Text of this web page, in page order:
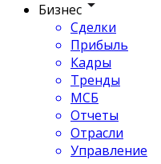
Бизнес
Сделки
Прибыль
Кадры
Тренды
МСБ
Отчеты
Отрасли
Управление